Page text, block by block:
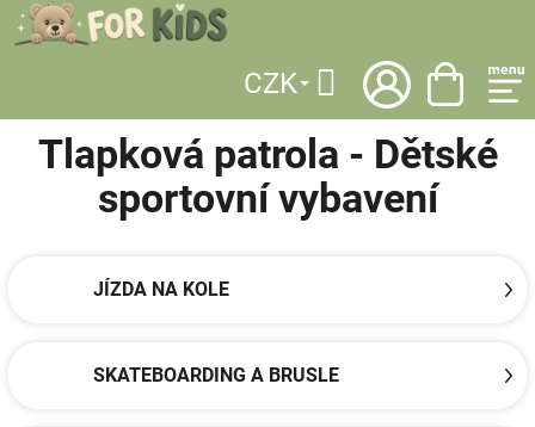
Přejít
na
CZK
Hledat
TLAPKOVÁ PATROLA / DĚTSKÉ SPORTOVNÍ VYBAVENÍ
Tlapková patrola - Dětské
sportovní vybavení
JÍZDA NA KOLE
SKATEBOARDING A BRUSLE